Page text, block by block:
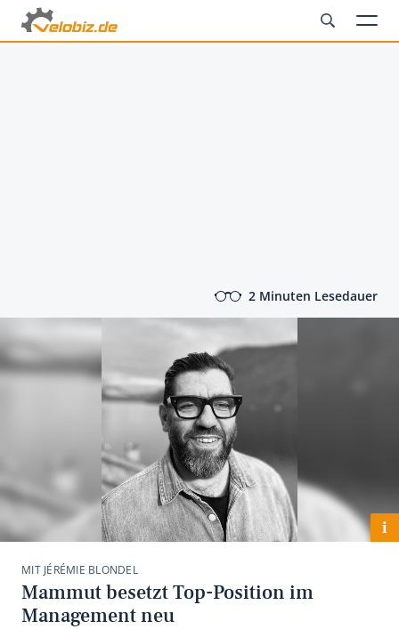
2 Minuten Lesedauer
i
MIT JÉRÉMIE BLONDEL
Mammut besetzt Top-Position im
Management neu